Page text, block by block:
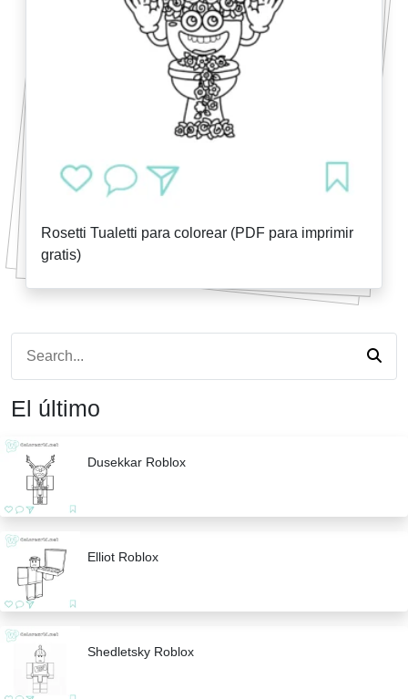
Rosetti Tualetti para colorear (PDF para imprimir
gratis)
El último
Dusekkar Roblox
Elliot Roblox
Shedletsky Roblox